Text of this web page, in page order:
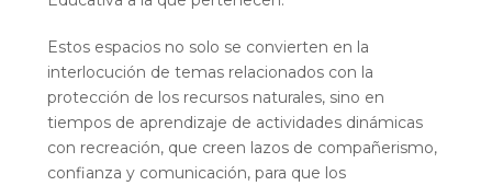
Estos espacios no solo se convierten en la
interlocución de temas relacionados con la
protección de los recursos naturales, sino en
tiempos de aprendizaje de actividades dinámicas
con recreación, que creen lazos de compañerismo,
confianza y comunicación, para que los